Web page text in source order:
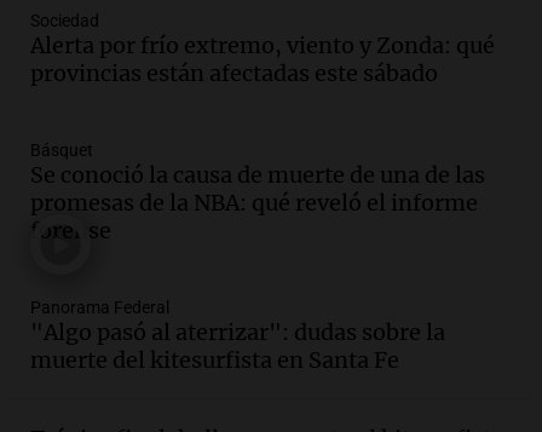
Audio.
acelera al 2,9% en julio y anticipa datos
oficiales
Audio.San Miguel de Tucumán: 433
luminarias públicas destruidas en 14
meses por vandalismo y robos
Panorama Federal
vandalismo destruye 433 luminarias
públicas en 14 meses y afecta la
seguridad
Sociedad
Alerta por frío extremo, viento y Zonda: qué
provincias están afectadas este sábado
Básquet
Se conoció la causa de muerte de una de las
promesas de la NBA: qué reveló el informe
forense
Panorama Federal
"Algo pasó al aterrizar": dudas sobre la
muerte del kitesurfista en Santa Fe